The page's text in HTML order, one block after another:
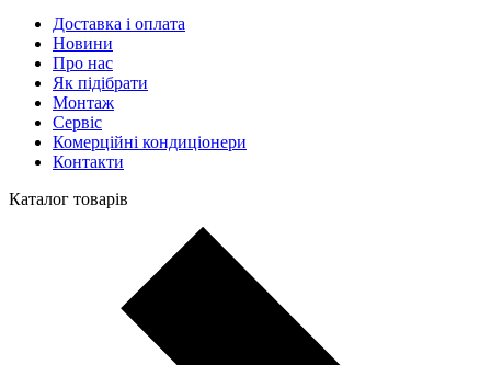
Доставка і оплата
Новини
Про нас
Як підібрати
Монтаж
Сервіс
Комерційні кондиціонери
Контакти
Каталог товарів